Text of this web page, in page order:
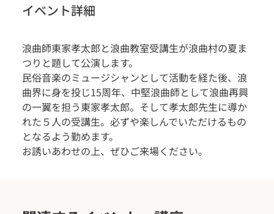
イベント詳細
浪曲師東家孝太郎と浪曲教室受講生が浪曲村の夏ま
つりと題して公演します。
民俗音楽のミュージシャンとして活動を経た後、浪
曲界に身を投じ15周年、中堅浪曲師として浪曲再興
の一翼を担う東家孝太郎。そして孝太郎先生に導か
れた５人の受講生。必ずや楽しんでいただけるもの
となるよう勤めます。
お誘いあわせの上、ぜひご来場ください。